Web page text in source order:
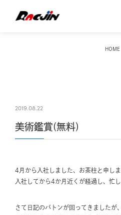
HOME
2019.08.22
美術鑑賞(無料)
4月から入社しました、お茶柱と申しま
入社してから4か月近くが経過し、忙
さて日記のバトンが回ってきましたが